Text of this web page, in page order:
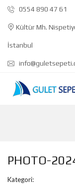
0554 890 47 61
Kültür Mh.
İstanbul
PHOTO-
Kategori: